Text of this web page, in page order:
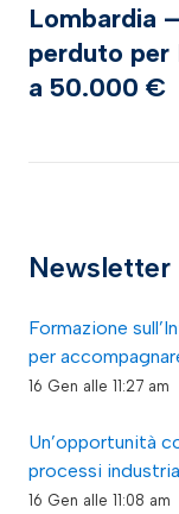
Lombardia
perduto per
a 50.000 €
Newsletter
Formazione
per
16 Gen alle 11:27 am
Un’opportunità
processi
16 Gen alle 11:08 am